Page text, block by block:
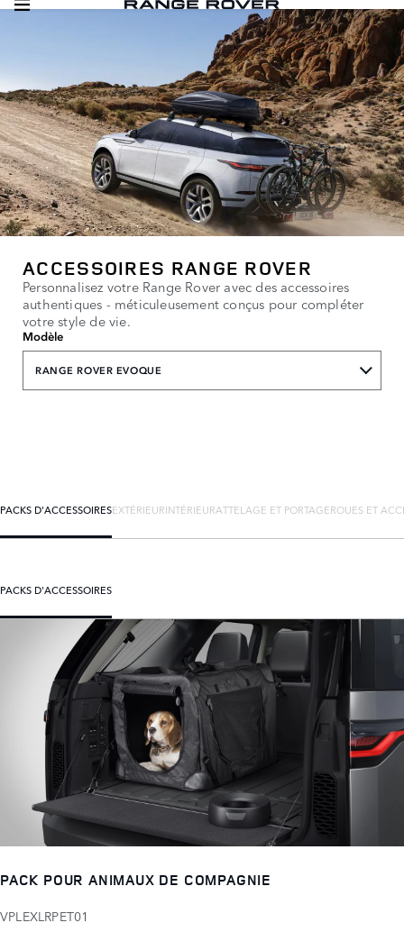
ACCESSOIRES RANGE ROVER
Personnalisez votre Range Rover avec des accessoires
authentiques - méticuleusement conçus pour compléter
votre style de vie.
Modèle
RANGE ROVER EVOQUE
PACKS D'ACCESSOIRESEXTÉRIEURINTÉRIEURATTELAGE ET PORTAGEROUES ET
PACKS D'ACCESSOIRES
PACK POUR ANIMAUX DE COMPAGNIE
VPLEXLRPET01